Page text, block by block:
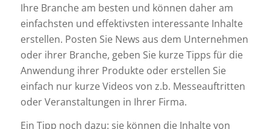
Ihre Branche am besten und können daher am
einfachsten und effektivsten interessante Inhalte
erstellen. Posten Sie News aus dem Unternehmen
oder ihrer Branche, geben Sie kurze Tipps für die
Anwendung ihrer Produkte oder erstellen Sie
einfach nur kurze Videos von z.b. Messeauftritten
oder Veranstaltungen in Ihrer Firma.
Ein Tipp noch dazu: sie können die Inhalte von